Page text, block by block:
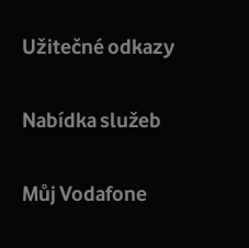
Užitečné odkazy
Nabídka služeb
Můj Vodafone